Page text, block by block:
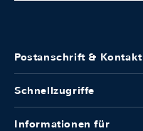
Postanschrift & Kontakt
Schnellzugriffe
Informationen für